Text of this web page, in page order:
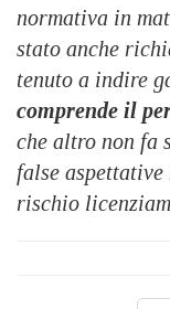
normativa in
stato anche
tenuto a indire
comprende il
che altro non fa
false
rischio